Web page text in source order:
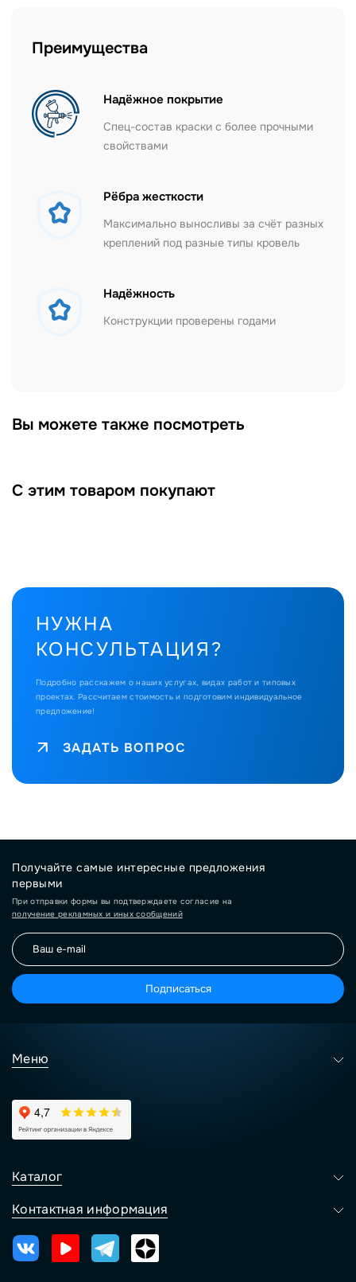
Преимущества
Надёжное покрытие
Спец-состав краски с более прочными
свойствами
Рёбра жесткости
Максимально выносливы за счёт разных
креплений под разные типы кровель
Надёжность
Конструкции проверены годами
Вы можете также посмотреть
С этим товаром покупают
НУЖНА
КОНСУЛЬТАЦИЯ?
Подробно расскажем о наших услугах, видах работ и типовых
проектах. Рассчитаем стоимость и подготовим индивидуальное
предложение!
ЗАДАТЬ ВОПРОС
Получайте самые интересные предложения
первыми
При отправки формы вы подтверждаете согласие на
получение рекламных и иных сообщений
Подписаться
Меню
Каталог
Контактная информация